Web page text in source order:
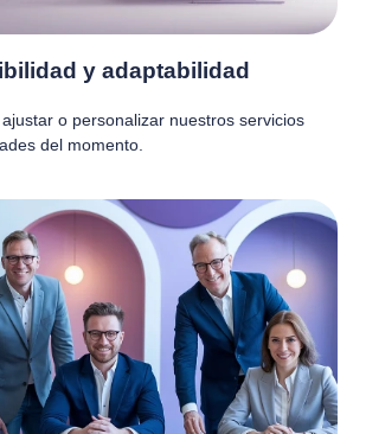
y adaptabilidad
o personalizar nuestros servicios
del momento.